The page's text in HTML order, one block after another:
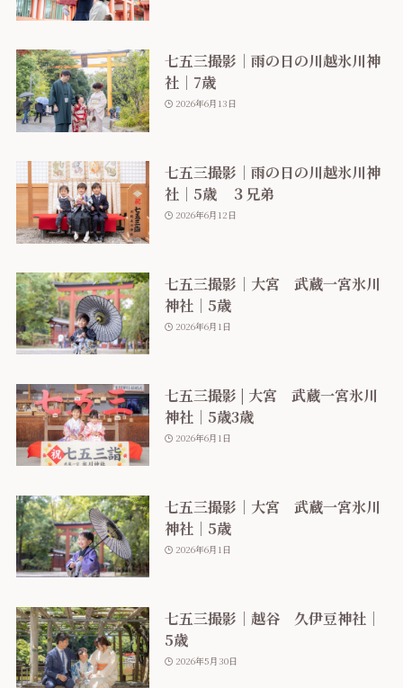
七五三撮影｜雨の日の川越氷川神
社｜7歳
2026年6月13日
七五三撮影｜雨の日の川越氷川神
社｜5歳 ３兄弟
2026年6月12日
七五三撮影｜大宮 武蔵一宮氷川
神社｜5歳
2026年6月1日
七五三撮影 | 大宮 武蔵一宮氷川
神社｜5歳3歳
2026年6月1日
七五三撮影｜大宮 武蔵一宮氷川
神社｜5歳
2026年6月1日
七五三撮影｜越谷 久伊豆神社｜
5歳
2026年5月30日